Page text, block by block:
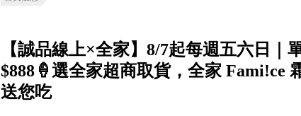
【誠品線上×全家】8/7起每週五六日｜
$888🍦選全家超商取貨，全家 Fami!ce
送您吃